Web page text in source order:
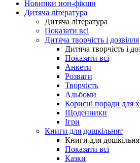
Новинки нон-фікшн
Дитяча література
Дитяча література
Показати всі
Дитяча творчість і дозвілля
Дитяча творчість і
Показати всі
Анкети
Розваги
Творчість
Альбоми
Корисні поради для
Щоденники
Ігри
Книги для дошкільнят
Книги для
Показати всі
Казки